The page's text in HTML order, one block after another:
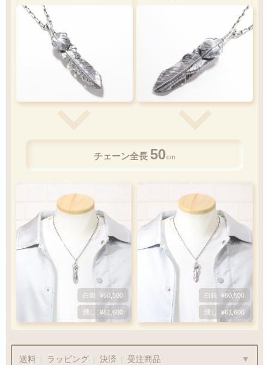
チェーン全長 50cm
白銀 ¥60,500
燻し ¥61,600
白銀 ¥60,500
燻し ¥61,600
送料 ラッピング 決済 受注商品